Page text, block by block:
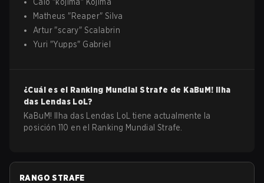
Matheus "Reaper" Silva
Artur "scary" Scalabrin
Yuri "Yupps" Gabriel
¿Cuál es el Ranking Mundial Strafe de KaBuM! Ilha
das Lendas LoL?
KaBuM! Ilha das Lendas LoL tiene actualmente la
posición 110 en el Ranking Mundial Strafe.
RANGO STRAFE